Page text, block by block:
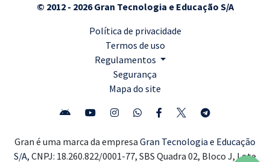
© 2012 - 2026 Gran Tecnologia e Educação S/A
Política de privacidade
Termos de uso
Regulamentos
Segurança
Mapa do site
Gran é uma marca da empresa Gran Tecnologia e Educação
S/A, CNPJ: 18.260.822/0001-77, SBS Quadra 02, Bloco J, Lote